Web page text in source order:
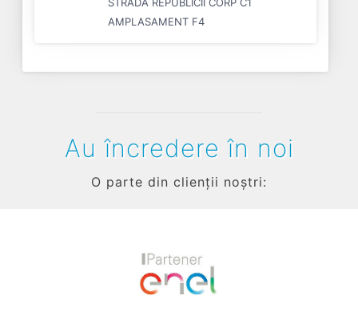
AMPLASAMENT F4
Au încredere în noi
O parte din clienții noștri: